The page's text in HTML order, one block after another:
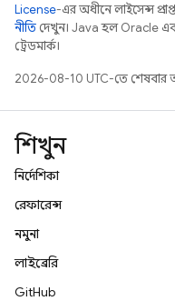
License-এর অধীনে লাইসেন্স
নীতি দেখুন। Java হল Oracle
ট্রেডমার্ক।
2026-08-10 UTC-তে শেষবার
শিখুন
নির্দেশিকা
রেফারেন্স
নমুনা
লাইব্রেরি
GitHub